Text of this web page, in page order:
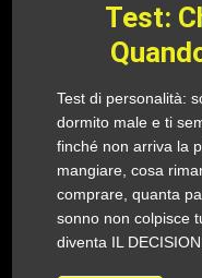
Test:
Test di personalità:
dormito male e ti
finché non arriva la
mangiare, cosa
comprare, quanta
sonno non colpisce
diventa IL